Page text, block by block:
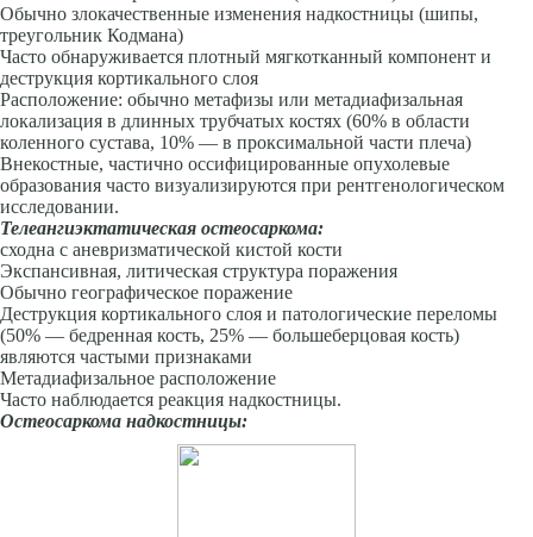
Обычно злокачественные изменения надкостницы (шипы,
треугольник Кодмана)
Часто обнаруживается плотный мягкотканный компонент и
деструкция кортикального слоя
Расположение: обычно метафизы или метадиафизальная
локализация в длинных трубчатых костях (60% в области
коленного сустава, 10% — в проксимальной части плеча)
Внекостные, частично оссифицированные опухолевые
образования часто визуализируются при рентгенологическом
исследовании.
Телеангиэктатическая остеосаркома:
сходна с аневризматической кистой кости
Экспансивная, литическая структура поражения
Обычно географическое поражение
Деструкция кортикального слоя и патологические переломы
(50% — бедренная кость, 25% — большеберцовая кость)
являются частыми признаками
Метадиафизальное расположение
Часто наблюдается реакция надкостницы.
Остеосаркома надкостницы: